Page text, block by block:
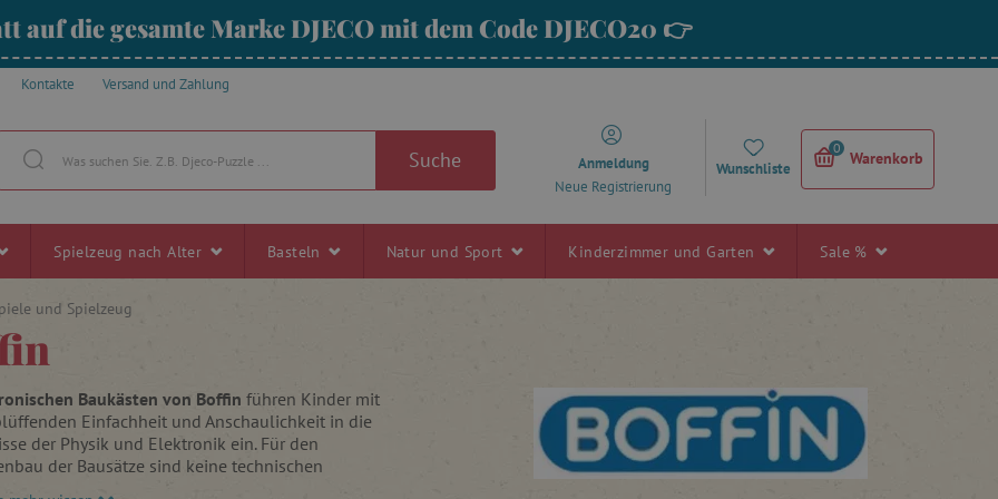
auf die gesamte Marke DJECO mit dem Code DJECO20 👉
Kontakte Versand und Zahlung
Suche
Anmeldung
Neue Registrierung
Wunschliste
0
Warenkorb
Spielzeug nach Alter Basteln Natur und Sport Kinderzimmer und Garten Sale %
und Spielzeug
Baukästen von Boffin führen Kinder mit
Einfachheit und Anschaulichkeit in die
der Physik und Elektronik ein. Für den
der Bausätze sind keine technischen